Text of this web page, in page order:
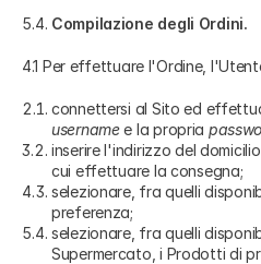
Compilazione degli Ordini.
4.1 Per effettuare l'Ordine,
connettersi al Sito ed
usernamee la propria
inserire l'indirizzo del
cui effettuare la consegna;
selezionare, fra quelli
preferenza;
selezionare, fra quelli
Supermercato, i Prodotti di